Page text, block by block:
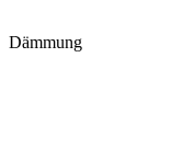
Dämmung